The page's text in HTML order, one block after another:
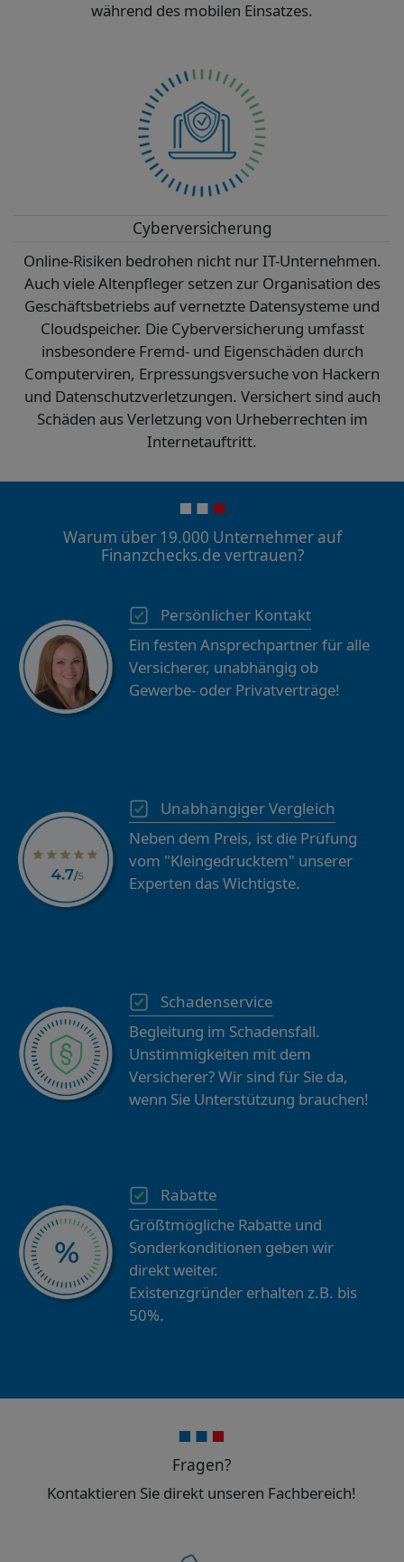
während des mobilen Einsatzes.
Cyberversicherung
Online-Risiken bedrohen nicht nur IT-Unternehmen.
Auch viele Altenpfleger setzen zur Organisation des
Geschäftsbetriebs auf vernetzte Datensysteme und
Cloudspeicher. Die Cyberversicherung umfasst
insbesondere Fremd- und Eigenschäden durch
Computerviren, Erpressungsversuche von Hackern
und Datenschutzverletzungen. Versichert sind auch
Schäden aus Verletzung von Urheberrechten im
Internetauftritt.
Warum über 19.000 Unternehmer auf
Finanzchecks.de vertrauen?
Persönlicher Kontakt
Ein festen Ansprechpartner für alle
Versicherer, unabhängig ob
Gewerbe- oder Privatverträge!
Unabhängiger Vergleich
Neben dem Preis, ist die Prüfung
vom "Kleingedrucktem" unserer
Experten das Wichtigste.
Schadenservice
Begleitung im Schadensfall.
Unstimmigkeiten mit dem
Versicherer? Wir sind für Sie da,
wenn Sie Unterstützung brauchen!
Rabatte
Größtmögliche Rabatte und
Sonderkonditionen geben wir
direkt weiter.
Existenzgründer erhalten z.B. bis
50%.
Fragen?
Kontaktieren Sie direkt unseren Fachbereich!